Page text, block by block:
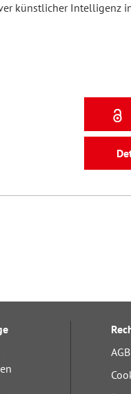
künstlicher Intelligenz
AGB